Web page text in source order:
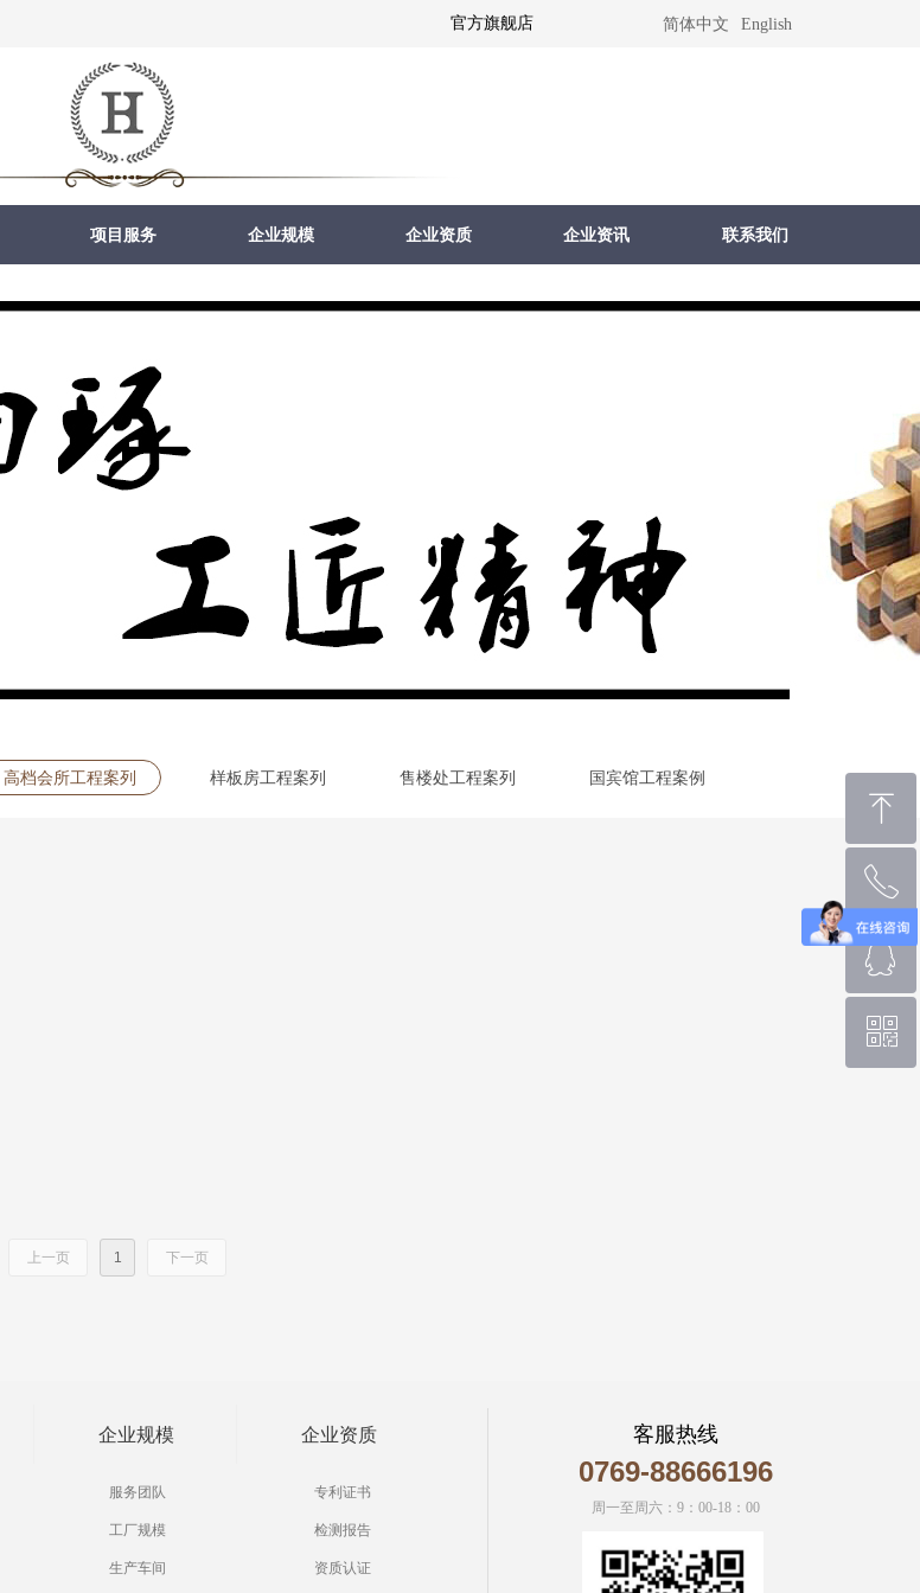
项目服务 企业规模 企业资质 企业资讯 联系我们
官方旗舰店 简体中文 English
高档会所工程案列 样板房工程案列 售楼处工程案列 国宾馆工程案例
上一页 1 下一页
专利证书
检测报告
资质认证
企业规模 企业资质
服务团队
工厂规模
生产车间
客服热线
0769-88666196
周一至周六：9：00-18：00
ꁸ
回到顶部
ꂅ
0769-88666196
ꁗ
QQ客服
ꀥ